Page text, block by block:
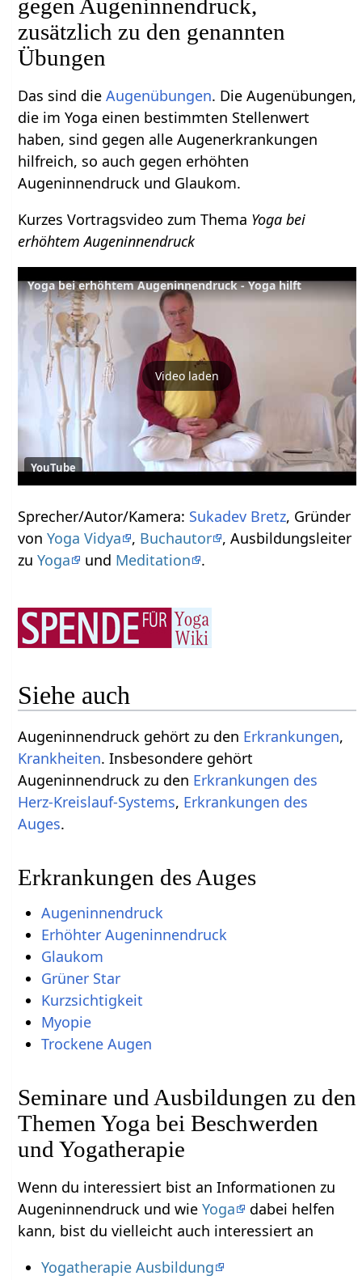
gegen Augeninnendruck,
zusätzlich zu den genannten
Übungen
Das sind dieAugenübungen. Die Augenübungen,
die im Yoga einen bestimmten Stellenwert
haben, sind gegen alle Augenerkrankungen
hilfreich, so auch gegen erhöhten
Augeninnendruck und Glaukom.
Kurzes Vortragsvideo zum Thema Yoga bei
erhöhtem Augeninnendruck
Yoga bei erhöhtem Augeninnendruck - Yoga hilft
Video laden
YouTube
Sprecher/Autor/Kamera: Sukadev Bretz, Gründer
vonYoga Vidya , Buchautor , Ausbildungsleiter
zuYoga und Meditation .
Siehe auch
Augeninnendruck gehört zu den Erkrankungen,
Krankheiten. Insbesondere gehört
Augeninnendruck zu den Erkrankungen des
Herz-Kreislauf-Systems, Erkrankungen des
Auges.
Erkrankungen des Auges
Augeninnendruck
Erhöhter Augeninnendruck
Glaukom
Grüner Star
Kurzsichtigkeit
Myopie
Trockene Augen
Seminare und Ausbildungen zu den
Themen Yoga bei Beschwerden
und Yogatherapie
Wenn du interessiert bist an Informationen zu
Augeninnendruck und wieYoga
dabei helfen
kann, bist du vielleicht auch interessiert an
Yogatherapie Ausbildung